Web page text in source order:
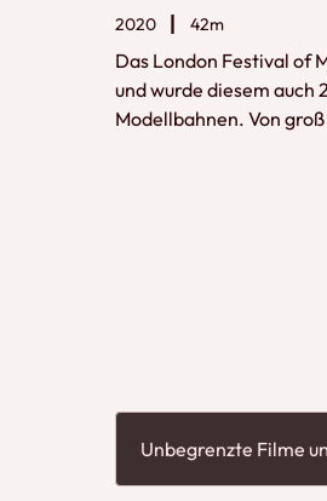
2020 42m
Das London Festival of
und wurde diesem auch
Modellbahnen. Von
Unbegrenzte Filme